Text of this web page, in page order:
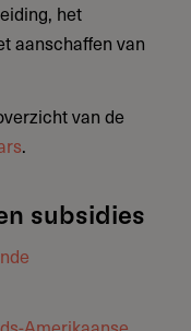
het
aanschaffen van
van de
.
subsidies